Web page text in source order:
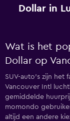
Dollar in
Wat is het
Dollar op
SUV-auto's zijn het
Vancouver Intl
gemiddelde
momondo
altijd een andere